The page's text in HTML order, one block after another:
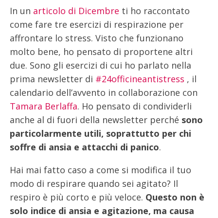
In un articolo di Dicembre ti ho raccontato
come fare tre esercizi di respirazione per
affrontare lo stress. Visto che funzionano
molto bene, ho pensato di proportene altri
due. Sono gli esercizi di cui ho parlato nella
prima newsletter di #24officineantistress , il
calendario dell’avvento in collaborazione con
Tamara Berlaffa. Ho pensato di condividerli
anche al di fuori della newsletter perché sono
particolarmente utili, soprattutto per chi
soffre di ansia e attacchi di panico.
Hai mai fatto caso a come si modifica il tuo
modo di respirare quando sei agitato? Il
respiro è più corto e più veloce. Questo non è
solo indice di ansia e agitazione, ma causa